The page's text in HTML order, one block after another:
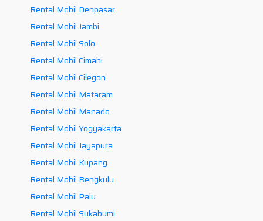
Rental Mobil Denpasar
Rental Mobil Jambi
Rental Mobil Solo
Rental Mobil Cimahi
Rental Mobil Cilegon
Rental Mobil Mataram
Rental Mobil Manado
Rental Mobil Yogyakarta
Rental Mobil Jayapura
Rental Mobil Kupang
Rental Mobil Bengkulu
Rental Mobil Palu
Rental Mobil Sukabumi